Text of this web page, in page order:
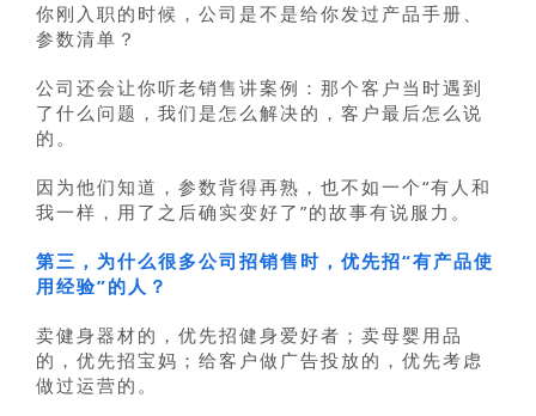
你刚入职的时候，公司是不是给你发过产品手册、
参数清单？
公司还会让你听老销售讲案例：那个客户当时遇到
了什么问题，我们是怎么解决的，客户最后怎么说
的。
因为他们知道，参数背得再熟，也不如一个“有人和
我一样，用了之后确实变好了”的故事有说服力。
第三，为什么很多公司招销售时，优先招“有产品使
用经验”的人？
卖健身器材的，优先招健身爱好者；卖母婴用品
的，优先招宝妈；给客户做广告投放的，优先考虑
做过运营的。